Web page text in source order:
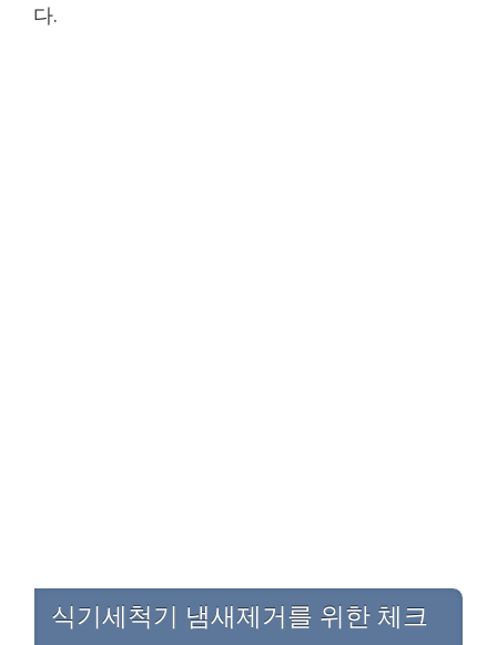
다.
식기세척기 냄새제거를 위한 체크